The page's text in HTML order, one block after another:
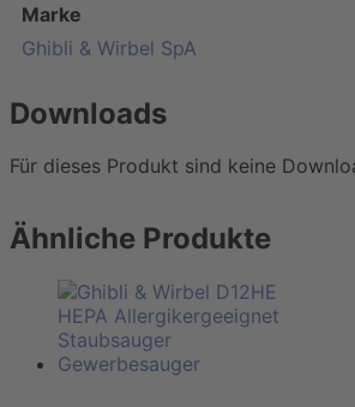
Marke
Ghibli & Wirbel SpA
Downloads
Für dieses Produkt sind keine
Ähnliche Produkte